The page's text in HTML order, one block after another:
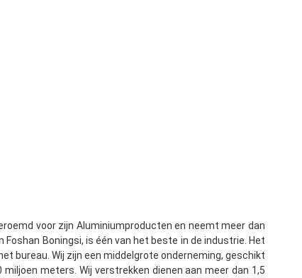
voor zijn Aluminiumproducten en neemt meer dan
Boningsi, is één van het beste in de industrie. Het
bureau. Wij zijn een middelgrote onderneming, geschikt
meters. Wij verstrekken dienen aan meer dan 1,5